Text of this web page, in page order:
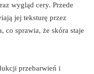
wygląd cery. Przede
jej teksturę przez
co sprawia, że skóra staje
przebarwień i